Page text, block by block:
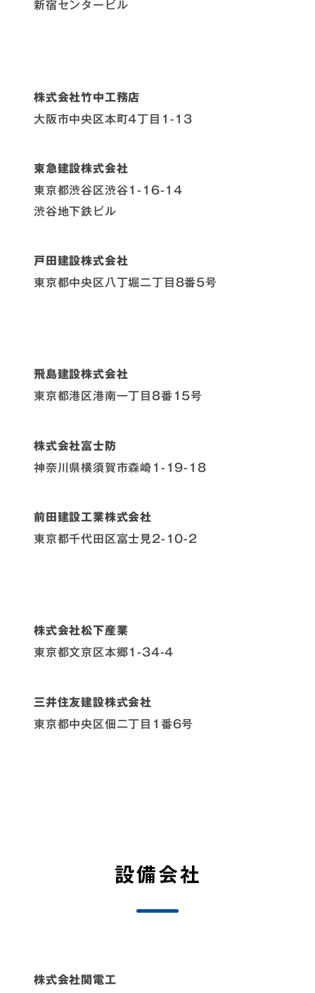
新宿センタービル
株式会社竹中工務店
大阪市中央区本町4丁目1-13
東急建設株式会社
東京都渋谷区渋谷1-16-14
渋谷地下鉄ビル
戸田建設株式会社
東京都中央区八丁堀二丁目8番5号
飛島建設株式会社
東京都港区港南一丁目8番15号
株式会社富士防
神奈川県横須賀市森崎1-19-18
前田建設工業株式会社
東京都千代田区富士見2-10-2
株式会社松下産業
東京都文京区本郷1-34-4
三井住友建設株式会社
東京都中央区佃二丁目1番6号
設備会社
株式会社関電工